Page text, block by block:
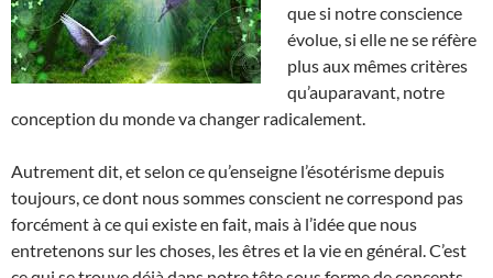
que si notre conscience
évolue, si elle ne se réfère
plus aux mêmes critères
qu’auparavant, notre
conception du monde va changer radicalement.
Autrement dit, et selon ce qu’enseigne l’ésotérisme depuis
toujours, ce dont nous sommes conscient ne correspond pas
forcément à ce qui existe en fait, mais à l’idée que nous
entretenons sur les choses, les êtres et la vie en général. C’est